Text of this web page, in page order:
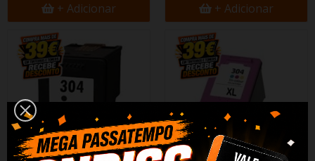
+ Adicionar + Adicionar